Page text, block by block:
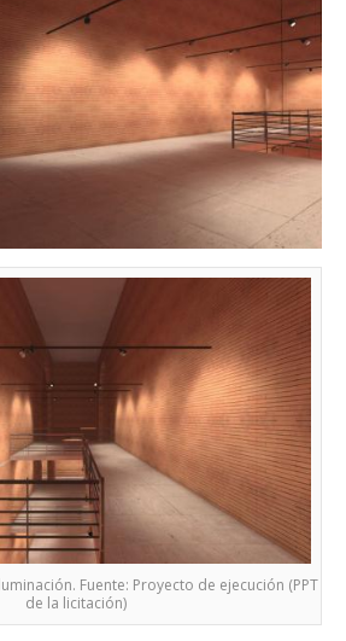
Fuente: Proyecto de ejecución (PPT
de la licitación)